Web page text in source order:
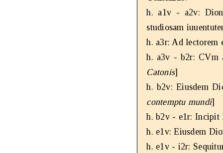
h. a1v - a2v:
studiosam
h. a3r: Ad lectorem
h. a3v - b2r: CVm
Catonis]
h. b2v: Eiusdem
contemptu mundi]
h. b2v - e1r: Incipit
h. e1v: Eiusdem
h. e1v - i2r: